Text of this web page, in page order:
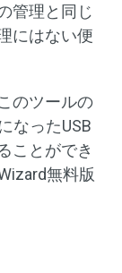
管理と同じ
にはない便
のツールの
なったUSB
ことができ
無料版